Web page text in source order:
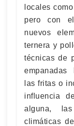
locales
pero con
nuevos
ternera y
técnicas de
empanadas
las fritas o
influencia
alguna,
climáticas